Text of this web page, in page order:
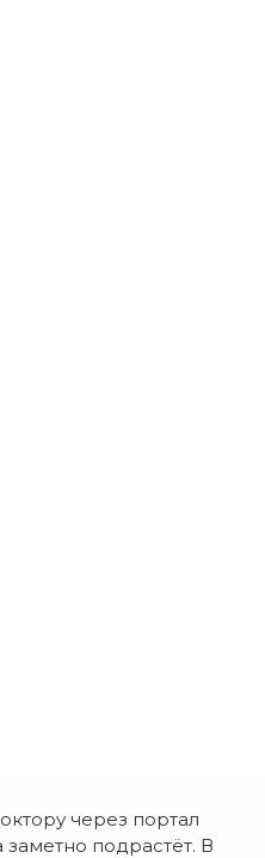
через портал
подрастёт. В